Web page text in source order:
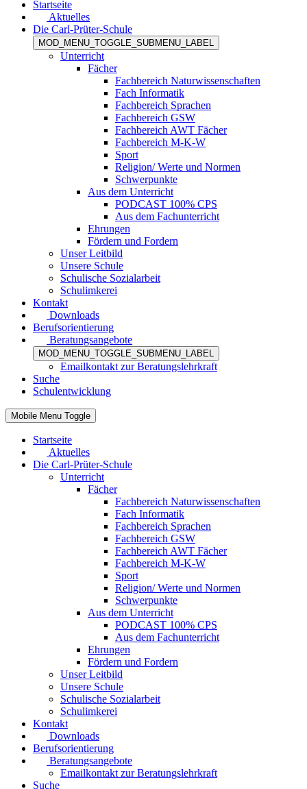
Startseite
Aktuelles
Die Carl-Prüter-Schule
MOD_MENU_TOGGLE_SUBMENU_LABEL
Unterricht
Fächer
Fachbereich Naturwissenschaften
Fach Informatik
Fachbereich Sprachen
Fachbereich GSW
Fachbereich AWT Fächer
Fachbereich M-K-W
Sport
Religion/ Werte und Normen
Schwerpunkte
Aus dem Unterricht
PODCAST 100% CPS
Aus dem Fachunterricht
Ehrungen
Fördern und Fordern
Unser Leitbild
Unsere Schule
Schulische Sozialarbeit
Schulimkerei
Kontakt
Downloads
Berufsorientierung
Beratungsangebote
MOD_MENU_TOGGLE_SUBMENU_LABEL
Emailkontakt zur Beratungslehrkraft
Suche
Schulentwicklung
Mobile Menu Toggle
Startseite
Aktuelles
Die Carl-Prüter-Schule
Unterricht
Fächer
Fachbereich Naturwissenschaften
Fach Informatik
Fachbereich Sprachen
Fachbereich GSW
Fachbereich AWT Fächer
Fachbereich M-K-W
Sport
Religion/ Werte und Normen
Schwerpunkte
Aus dem Unterricht
PODCAST 100% CPS
Aus dem Fachunterricht
Ehrungen
Fördern und Fordern
Unser Leitbild
Unsere Schule
Schulische Sozialarbeit
Schulimkerei
Kontakt
Downloads
Berufsorientierung
Beratungsangebote
Emailkontakt zur Beratungslehrkraft
Suche